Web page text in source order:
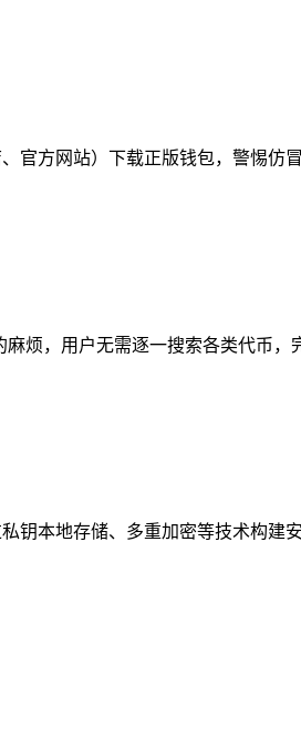
官方网站）下载正版钱包，警惕仿
烦，用户无需逐一搜索各类代币，
钥本地存储、多重加密等技术构建